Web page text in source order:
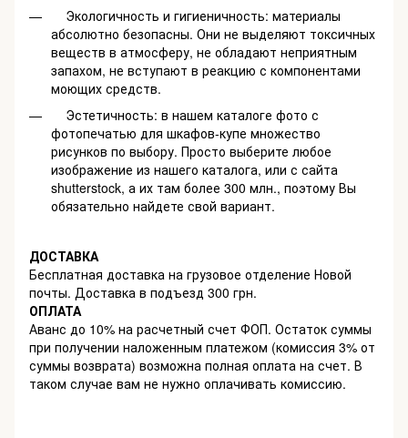
Экологичность и гигиеничность: материалы
абсолютно безопасны. Они не выделяют токсичных
веществ в атмосферу, не обладают неприятным
запахом, не вступают в реакцию с компонентами
моющих средств.
Эстетичность: в нашем каталоге фото с
фотопечатью для шкафов-купе множество
рисунков по выбору. Просто выберите любое
изображение из нашего каталога, или с сайта
shutterstock, а их там более 300 млн., поэтому Вы
обязательно найдете свой вариант.
ДОСТАВКА
Бесплатная доставка на грузовое отделение Новой
почты. Доставка в подъезд 300 грн.
ОПЛАТА
Аванс до 10% на расчетный счет ФОП. Остаток суммы
при получении наложенным платежом (комиссия 3% от
суммы возврата) возможна полная оплата на счет. В
таком случае вам не нужно оплачивать комиссию.